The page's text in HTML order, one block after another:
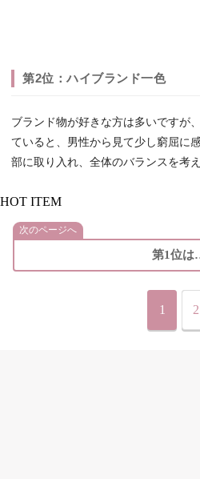
第2位：ハイブランド一色
ブランド物が好きな方は多いですが
ていると、男性から見て少し窮屈に
部に取り入れ、全体のバランスを考
HOT ITEM
次のページへ
第1位
1 2